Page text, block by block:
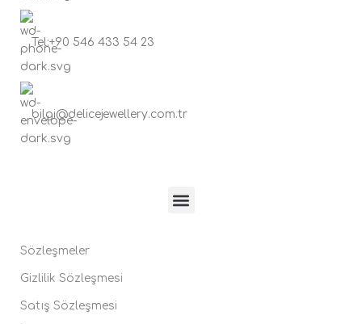
Tel:+90 546 433 54 23
bilgi@delicejewellery.com.tr
Sözleşmeler
Gizlilik Sözleşmesi
Satış Sözleşmesi